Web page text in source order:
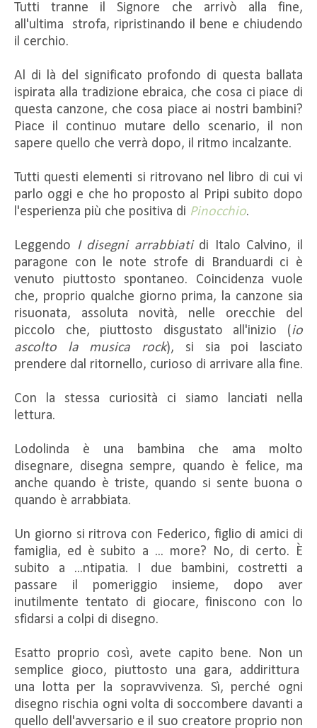
Tutti tranne il Signore che arrivò alla fine,
all'ultima strofa, ripristinando il bene e chiudendo
il cerchio.
Al di là del significato profondo di questa ballata
ispirata alla tradizione ebraica, che cosa ci piace di
questa canzone, che cosa piace ai nostri bambini?
Piace il continuo mutare dello scenario, il non
sapere quello che verrà dopo, il ritmo incalzante.
Tutti questi elementi si ritrovano nel libro di cui vi
parlo oggi e che ho proposto al Pripi subito dopo
l'esperienza più che positiva di Pinocchio.
Leggendo I disegni arrabbiati di Italo Calvino, il
paragone con le note strofe di Branduardi ci è
venuto piuttosto spontaneo. Coincidenza vuole
che, proprio qualche giorno prima, la canzone sia
risuonata, assoluta novità, nelle orecchie del
piccolo che, piuttosto disgustato all'inizio (io
ascolto la musica rock), si sia poi lasciato
prendere dal ritornello, curioso di arrivare alla fine.
Con la stessa curiosità ci siamo lanciati nella
lettura.
Lodolinda è una bambina che ama molto
disegnare, disegna sempre, quando è felice, ma
anche quando è triste, quando si sente buona o
quando è arrabbiata.
Un giorno si ritrova con Federico, figlio di amici di
famiglia, ed è subito a ... more? No, di certo. È
subito a ...ntipatia. I due bambini, costretti a
passare il pomeriggio insieme, dopo aver
inutilmente tentato di giocare, finiscono con lo
sfidarsi a colpi di disegno.
Esatto proprio così, avete capito bene. Non un
semplice gioco, piuttosto una gara, addirittura
una lotta per la sopravvivenza. Sì, perché ogni
disegno rischia ogni volta di soccombere davanti a
quello dell'avversario e il suo creatore proprio non